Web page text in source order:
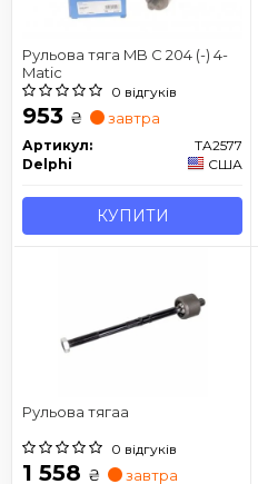
Рульова тяга MB C 204 (-) 4-
Matic
0 відгуків
953 ₴ завтра
Артикул:
TA2577
Delphi
США
КУПИТИ
Рульова тягаa
0 відгуків
1 558 ₴ завтра